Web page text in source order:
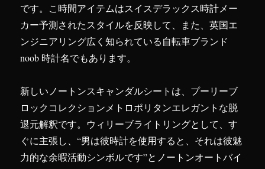
です。こ時間アイテムはスイスデラックス時計メー
カー予測されたスタイルを反映して、また、英国エ
ンジニアリング広く知られている自転車ブランド
noob 時計名でもあります。
新しいノートンスキャンダルシートは、プーリーブ
ロックコレクションメトロポリタンエレガントな脱
退元解釈です。ウィリーブライトリングとして、す
ぐに主張し、“男は彼時計を使用すると、それは彼魅
力的な余暇活動シンボルです”とノートンオートバイ